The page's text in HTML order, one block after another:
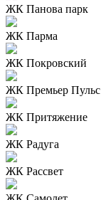
ЖК Панова парк
ЖК Парма
ЖК Покровский
ЖК Премьер Пульс
ЖК Притяжение
ЖК Радуга
ЖК Рассвет